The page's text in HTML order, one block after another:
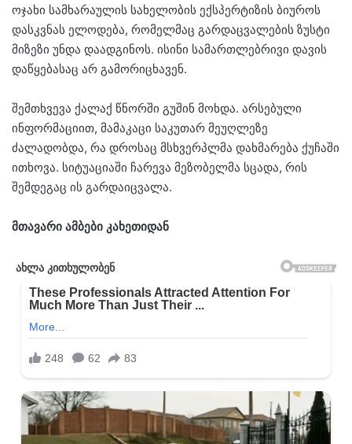
ოჯახი სამხარაულის სახელობის ექსპერტიზის ბიუროს
დასკვნას ელოდება, რომელმაც გარდაცვალების ზუსტი
მიზეზი უნდა დაადგინოს. ისინი სამართლებრივი დავის
დაწყებასაც არ გამორიცხავენ.
შემთხვევა ქალაქ წნორში გუშინ მოხდა. არსებული
ინფორმაციით, მამაკაცი საკუთარ მეუღლეზე
ძალადობდა, რა დროსაც მსხვერპლმა დახმარება ქუჩაში
ითხოვა. სიტუაციაში ჩარევა მეზობელმა სცადა, რის
შემდეგაც ის გარდაიცვალა.
მთავარი ამბები კახეთიდან